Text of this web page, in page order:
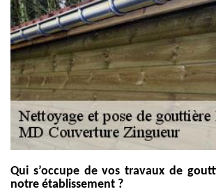
Qui s’occupe de vos travaux de
notre établissement ?